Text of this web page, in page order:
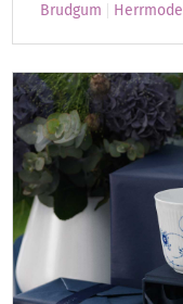
Brudgum Herrmode